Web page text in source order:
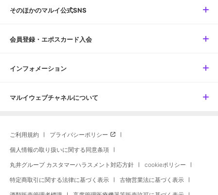
そのほかのマルイ公式SNS
会員登録・エポスカード入会
インフォメーション
マルイウェブチャネルについて
ご利用規約 プライバシーポリシー
個人情報の取り扱いに関する同意条項
丸井グループ カスタマーハラスメント対応方針 cookieポリシー
特定商取引に関する法律に基づく表示 古物営業法に基づく表示